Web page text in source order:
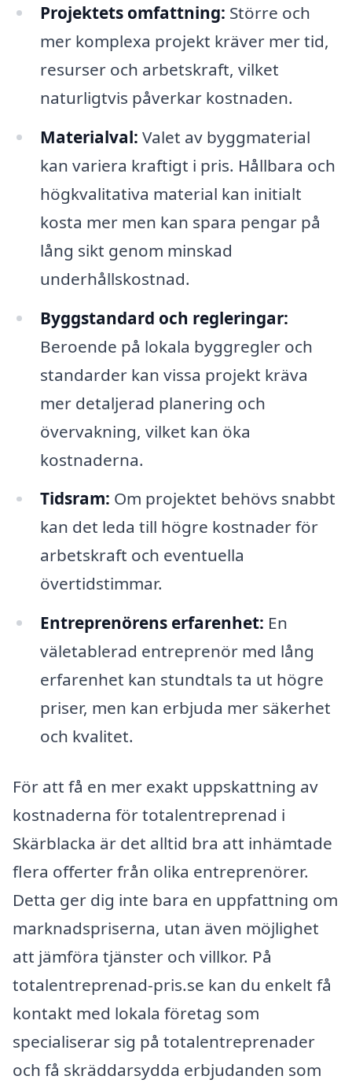
Projektets omfattning: Större och
mer komplexa projekt kräver mer tid,
resurser och arbetskraft, vilket
naturligtvis påverkar kostnaden.
Materialval: Valet av byggmaterial
kan variera kraftigt i pris. Hållbara och
högkvalitativa material kan initialt
kosta mer men kan spara pengar på
lång sikt genom minskad
underhållskostnad.
Byggstandard och regleringar:
Beroende på lokala byggregler och
standarder kan vissa projekt kräva
mer detaljerad planering och
övervakning, vilket kan öka
kostnaderna.
Tidsram: Om projektet behövs snabbt
kan det leda till högre kostnader för
arbetskraft och eventuella
övertidstimmar.
Entreprenörens erfarenhet: En
väletablerad entreprenör med lång
erfarenhet kan stundtals ta ut högre
priser, men kan erbjuda mer säkerhet
och kvalitet.
För att få en mer exakt uppskattning av
kostnaderna för totalentreprenad i
Skärblacka är det alltid bra att inhämtade
flera offerter från olika entreprenörer.
Detta ger dig inte bara en uppfattning om
marknadspriserna, utan även möjlighet
att jämföra tjänster och villkor. På
totalentreprenad-pris.se kan du enkelt få
kontakt med lokala företag som
specialiserar sig på totalentreprenader
och få skräddarsydda erbjudanden som